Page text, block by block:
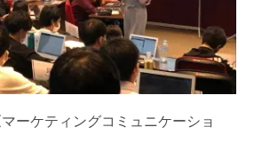
ーケティングコミュニケーショ